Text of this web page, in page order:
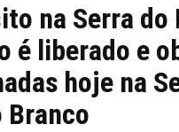
na Serra do
é liberado e
hoje na
Branco